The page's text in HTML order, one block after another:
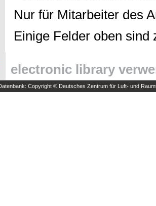
Nur für Mitarbeiter des
Einige Felder oben
electronic library
Copyright © Deutsches Zentrum für Luft- und